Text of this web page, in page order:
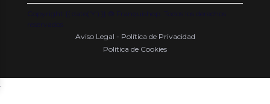
Copyright {{ date('Y') }} ® Franquishop. Todos los derechos
reservados
Aviso Legal - Política de Privacidad
Política de Cookies
.